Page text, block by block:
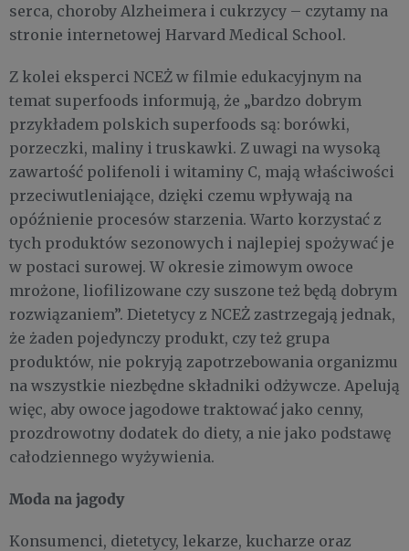
serca, choroby Alzheimera i cukrzycy – czytamy na
stronie internetowej Harvard Medical School.
Z kolei eksperci NCEŻ w filmie edukacyjnym na
temat superfoods informują, że „bardzo dobrym
przykładem polskich superfoods są: borówki,
porzeczki, maliny i truskawki. Z uwagi na wysoką
zawartość polifenoli i witaminy C, mają właściwości
przeciwutleniające, dzięki czemu wpływają na
opóźnienie procesów starzenia. Warto korzystać z
tych produktów sezonowych i najlepiej spożywać je
w postaci surowej. W okresie zimowym owoce
mrożone, liofilizowane czy suszone też będą dobrym
rozwiązaniem”. Dietetycy z NCEŻ zastrzegają jednak,
że żaden pojedynczy produkt, czy też grupa
produktów, nie pokryją zapotrzebowania organizmu
na wszystkie niezbędne składniki odżywcze. Apelują
więc, aby owoce jagodowe traktować jako cenny,
prozdrowotny dodatek do diety, a nie jako podstawę
całodziennego wyżywienia.
Moda na jagody
Konsumenci, dietetycy, lekarze, kucharze oraz